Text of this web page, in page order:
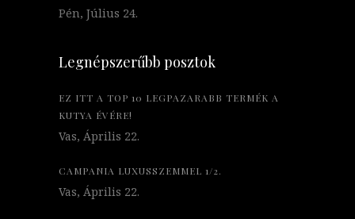
Pén, Július 24.
Legnépszerűbb posztok
EZ ITT A TOP 10 LEGPAZARABB TERMÉK A
KUTYA ÉVÉRE!
Vas, Április 22.
CAMPANIA LUXUSSZEMMEL 1/2.
Vas, Április 22.